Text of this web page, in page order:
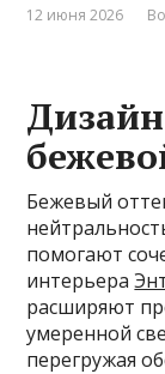
12 июня 2026
Бежевый
помогают
интерьера
расширяют
умеренной
перегружая